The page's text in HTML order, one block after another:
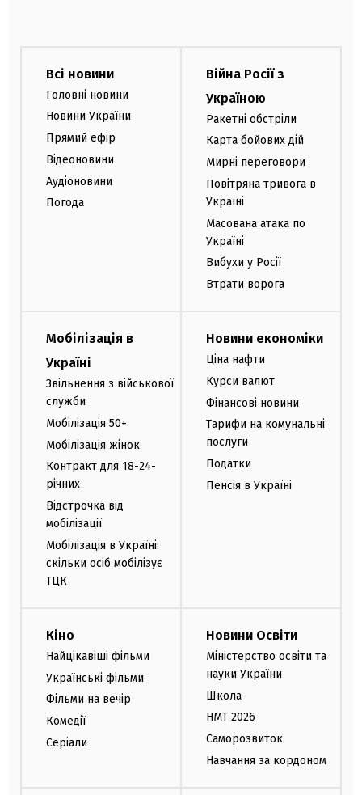
Всі новини
Головні новини
Новини України
Прямий ефір
Відеоновини
Аудіоновини
Погода
Війна Росії з
Україною
Ракетні обстріли
Карта бойових дій
Мирні переговори
Повітряна тривога в
Україні
Масована атака по
Україні
Вибухи у Росії
Втрати ворога
Мобілізація в
Україні
Звільнення з військової
служби
Мобілізація 50+
Мобілізація жінок
Контракт для 18-24-
річних
Відстрочка від
мобілізації
Мобілізація в Україні:
скільки осіб мобілізує
ТЦК
Новини економіки
Ціна нафти
Курси валют
Фінансові новини
Тарифи на комунальні
послуги
Податки
Пенсія в Україні
Кіно
Найцікавіші фільми
Українські фільми
Фільми на вечір
Комедії
Серіали
Новини Освіти
Міністерство освіти та
науки України
Школа
НМТ 2026
Саморозвиток
Навчання за кордоном